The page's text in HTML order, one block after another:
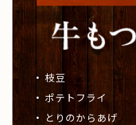
枝豆
ポテトフライ
とりのからあげ